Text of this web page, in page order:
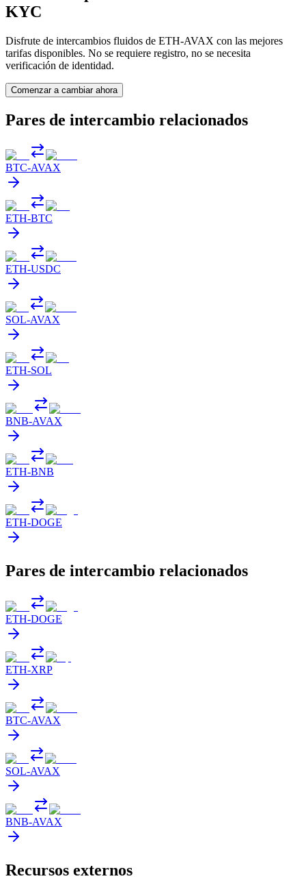
KYC
Disfrute de intercambios fluidos de ETH-AVAX con las mejores
tarifas disponibles. No se requiere registro, no se necesita
verificación de identidad.
Comenzar a cambiar ahora
Pares de intercambio relacionados
BTC-AVAX
ETH-BTC
ETH-USDC
SOL-AVAX
ETH-SOL
BNB-AVAX
ETH-BNB
ETH-DOGE
Pares de intercambio relacionados
ETH-DOGE
ETH-XRP
BTC-AVAX
SOL-AVAX
BNB-AVAX
Recursos externos